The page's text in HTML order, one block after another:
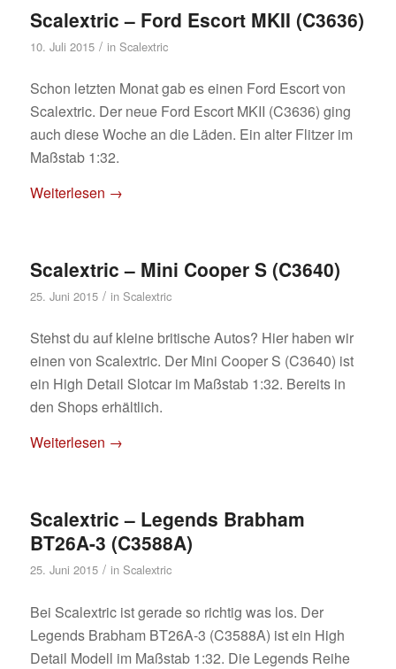
Scalextric – Ford Escort MKII (C3636)
10. Juli 2015 / in Scalextric
Schon letzten Monat gab es einen Ford Escort von
Scalextric. Der neue Ford Escort MKII (C3636) ging
auch diese Woche an die Läden. Ein alter Flitzer im
Maßstab 1:32.
Weiterlesen →
Scalextric – Mini Cooper S (C3640)
25. Juni 2015 / in Scalextric
Stehst du auf kleine britische Autos? Hier haben wir
einen von Scalextric. Der Mini Cooper S (C3640) ist
ein High Detail Slotcar im Maßstab 1:32. Bereits in
den Shops erhältlich.
Weiterlesen →
Scalextric – Legends Brabham
BT26A-3 (C3588A)
25. Juni 2015 / in Scalextric
Bei Scalextric ist gerade so richtig was los. Der
Legends Brabham BT26A-3 (C3588A) ist ein High
Detail Modell im Maßstab 1:32. Die Legends Reihe